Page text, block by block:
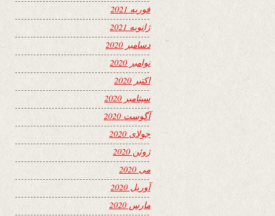
فوریه 2021
ژانویه 2021
دسامبر 2020
نوامبر 2020
اکتبر 2020
سپتامبر 2020
آگوست 2020
جولای 2020
ژوئن 2020
می 2020
آوریل 2020
مارس 2020